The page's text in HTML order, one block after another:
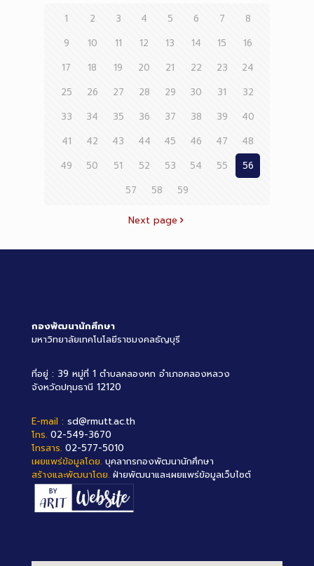
1 2 3 4 5 6 7
8
9
10 11 12 13 14 15
16
17
18 19 20 21 22 23
24
25
26 27 28 29 30 31
32
33
34 35 36 37 38 39
40
41
42 43 44 45 46 47
48
49
50 51 52 53 54 55
56
57
58 59
Next page
กองพัฒนานักศึกษา
มหาวิทยาลัยเทคโนโลยีราชมงคลธัญบุรี
ที่อยู่ : 39 หมู่ที่ 1 ตำบลคลองหก อำเภอคลองหลวง
จังหวัดปทุมธานี 12120
E-mail : sd@rmutt.ac.th
โทร. 02-549-3670
โทรสาร. 02-577-5010
เผยแพร่ข้อมูลโดย. บุคลากรกองพัฒนานักศึกษา
สร้างและพัฒนาโดย. ฝ่ายพัฒนาและเผยแพร่ข้อมูลเว็บไซต์